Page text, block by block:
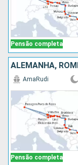
Pensão completa
Pensão completa
AmaRudi